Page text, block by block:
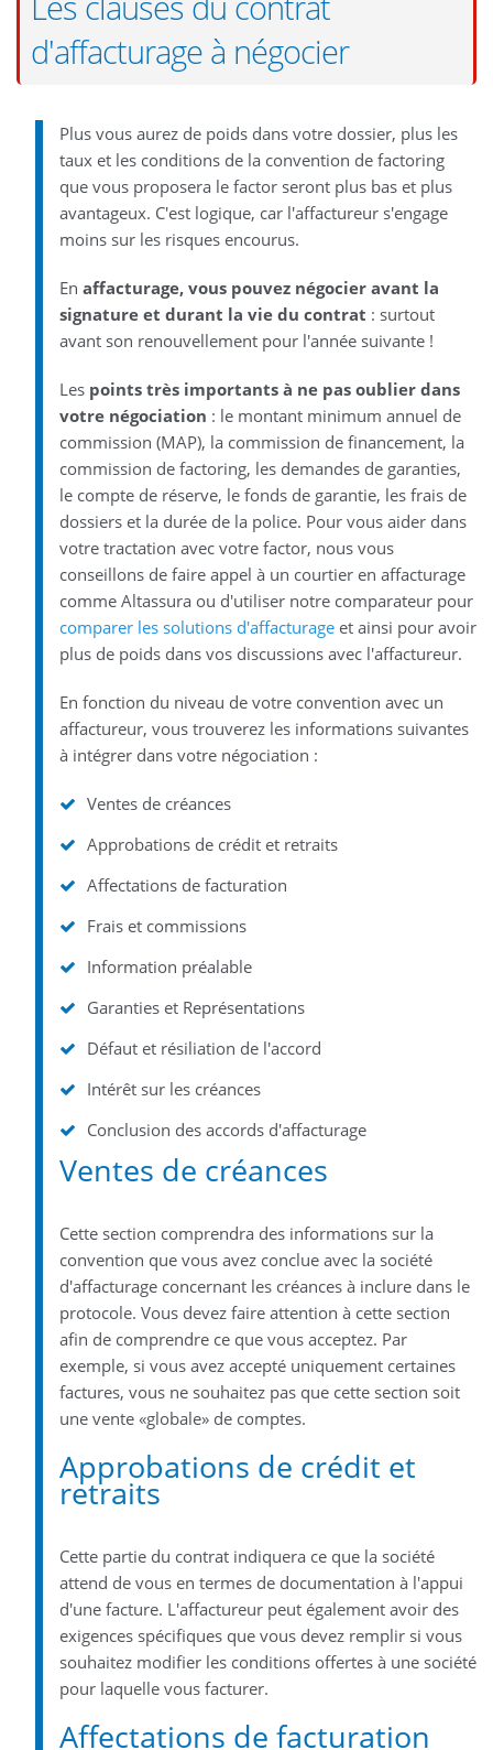
d'affacturage à négocier
Plus vous aurez de poids dans votre dossier, plus les
taux et les conditions de la convention de factoring
que vous proposera le factor seront plus bas et plus
avantageux. C'est logique, car l'affactureur s'engage
moins sur les risques encourus.
En affacturage, vous pouvez négocier avant la
signature et durant la vie du contrat : surtout
avant son renouvellement pour l'année suivante !
Les points très importants à ne pas oublier dans
votre négociation : le montant minimum annuel de
commission (MAP), la commission de financement, la
commission de factoring, les demandes de garanties,
le compte de réserve, le fonds de garantie, les frais de
dossiers et la durée de la police. Pour vous aider dans
votre tractation avec votre factor, nous vous
conseillons de faire appel à un courtier en affacturage
comme Altassura ou d'utiliser notre comparateur pour
comparer les solutions d'affacturageet ainsi pour avoir
plus de poids dans vos discussions avec l'affactureur.
En fonction du niveau de votre convention avec un
affactureur, vous trouverez les informations suivantes
à intégrer dans votre négociation :
Ventes de créances
Approbations de crédit et retraits
Affectations de facturation
Frais et commissions
Information préalable
Garanties et Représentations
Défaut et résiliation de l'accord
Intérêt sur les créances
Conclusion des accords d'affacturage
Ventes de créances
Cette section comprendra des informations sur la
convention que vous avez conclue avec la société
d'affacturage concernant les créances à inclure dans le
protocole. Vous devez faire attention à cette section
afin de comprendre ce que vous acceptez. Par
exemple, si vous avez accepté uniquement certaines
factures, vous ne souhaitez pas que cette section soit
une vente «globale» de comptes.
Approbations de crédit et
retraits
Cette partie du contrat indiquera ce que la société
attend de vous en termes de documentation à l'appui
d'une facture. L'affactureur peut également avoir des
exigences spécifiques que vous devez remplir si vous
souhaitez modifier les conditions offertes à une société
pour laquelle vous facturer.
Affectations de facturation